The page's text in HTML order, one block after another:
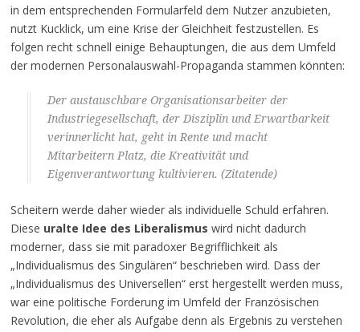
in dem entsprechenden Formularfeld dem Nutzer anzubieten,
nutzt Kucklick, um eine Krise der Gleichheit festzustellen. Es
folgen recht schnell einige Behauptungen, die aus dem Umfeld
der modernen Personalauswahl-Propaganda stammen könnten:
Der austauschbare Organisationsarbeiter der
Industriegesellschaft, der Disziplin und Erwartbarkeit
verinnerlicht hat, geht in Rente und macht
Mitarbeitern Platz, die Kreativität und
Eigenverantwortung kultivieren. (Zitatende)
Scheitern werde daher wieder als individuelle Schuld erfahren.
Diese uralte Idee des Liberalismus wird nicht dadurch
moderner, dass sie mit paradoxer Begrifflichkeit als
„Individualismus des Singulären“ beschrieben wird. Dass der
„Individualismus des Universellen“ erst hergestellt werden muss,
war eine politische Forderung im Umfeld der Französischen
Revolution, die eher als Aufgabe denn als Ergebnis zu verstehen